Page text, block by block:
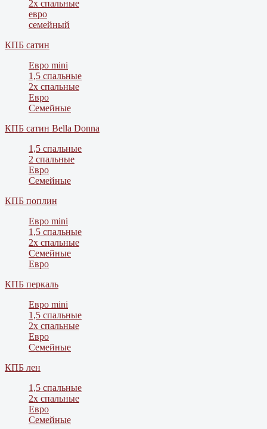
2х спальные
евро
семейный
КПБ сатин
Евро mini
1,5 спальные
2х спальные
Евро
Семейные
КПБ сатин Bella Donna
1,5 спальные
2 спальные
Евро
Семейные
КПБ поплин
Евро mini
1,5 спальные
2х спальные
Семейные
Евро
КПБ перкаль
Евро mini
1,5 спальные
2х спальные
Евро
Семейные
КПБ лен
1,5 спальные
2х спальные
Евро
Семейные